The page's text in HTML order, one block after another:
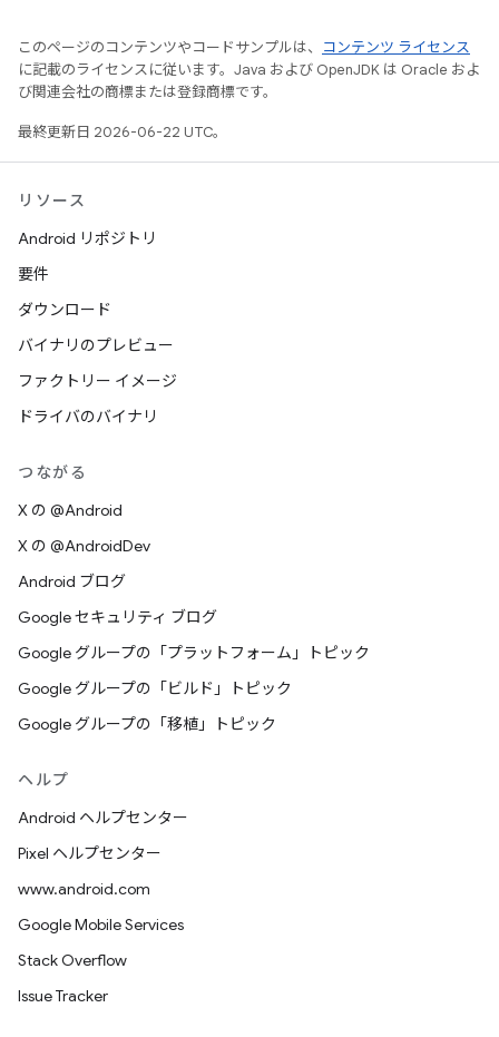
このページのコンテンツやコードサンプルは、
コンテンツ ライセンス
に記載のライセンスに従います。Java および OpenJDK は Oracle およ
び関連会社の商標または登録商標です。
最終更新日 2026-06-22 UTC。
リソース
Android リポジトリ
要件
ダウンロード
バイナリのプレビュー
ファクトリー イメージ
ドライバのバイナリ
つながる
X の @Android
X の @AndroidDev
Android ブログ
Google セキュリティ ブログ
Google グループの「プラットフォーム」トピック
Google グループの「ビルド」トピック
Google グループの「移植」トピック
ヘルプ
Android ヘルプセンター
Pixel ヘルプセンター
www.android.com
Google Mobile Services
Stack Overflow
Issue Tracker